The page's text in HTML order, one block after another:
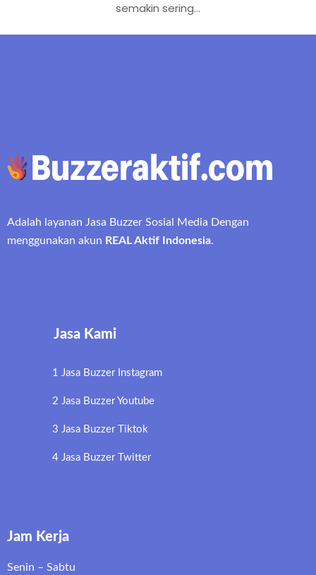
semakin sering…
Adalah layanan Jasa Buzzer Sosial Media Dengan
menggunakan akun REAL Aktif Indonesia.
Jasa Kami
1 Jasa Buzzer Instagram
2 Jasa Buzzer Youtube
3 Jasa Buzzer Tiktok
4 Jasa Buzzer Twitter
Jam Kerja
Senin – Sabtu